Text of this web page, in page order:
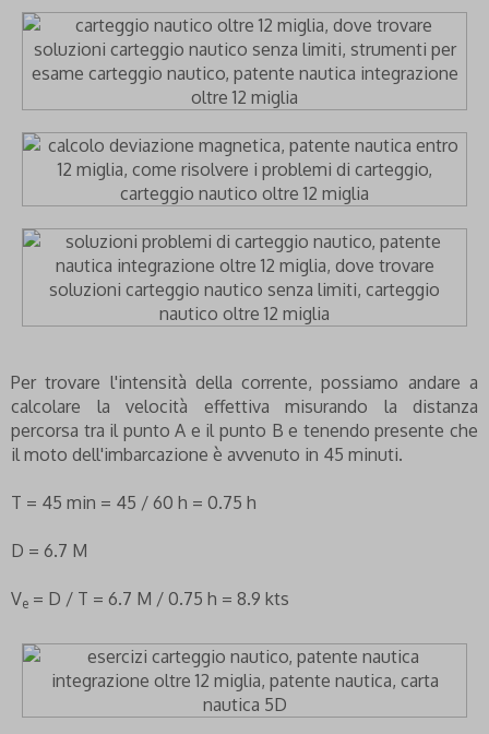
Per trovare l'intensità della corrente, possiamo andare a
calcolare la velocità effettiva misurando la distanza
percorsa tra il punto A e il punto B e tenendo presente che
il moto dell'imbarcazione è avvenuto in 45 minuti.
T = 45 min = 45 / 60 h = 0.75 h
D = 6.7 M
Ve = D / T = 6.7 M / 0.75 h = 8.9 kts